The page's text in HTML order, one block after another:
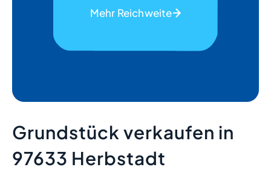
Mehr Reichweite
Grundstück verkaufen in
97633 Herbstadt